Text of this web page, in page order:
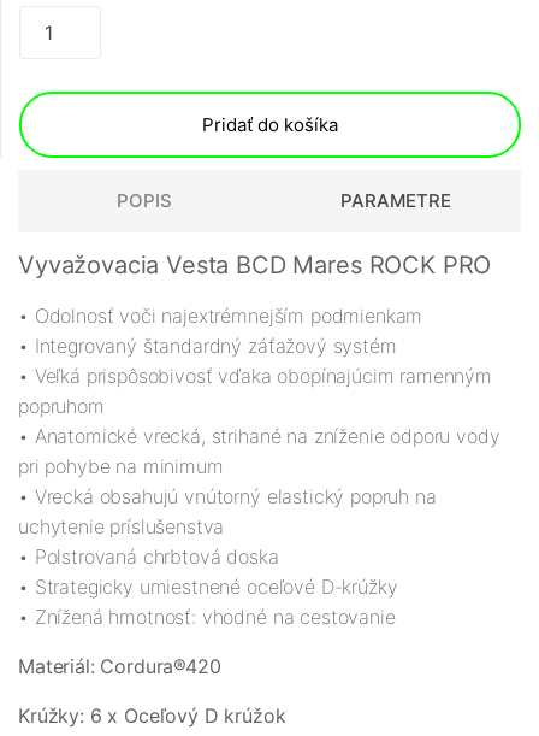
Pridať do košíka
POPIS PARAMETRE
Vyvažovacia Vesta BCD Mares ROCK PRO
• Odolnosť voči najextrémnejším podmienkam
• Integrovaný štandardný záťažový systém
• Veľká prispôsobivosť vďaka obopínajúcim ramenným
popruhom
• Anatomické vrecká, strihané na zníženie odporu vody
pri pohybe na minimum
• Vrecká obsahujú vnútorný elastický popruh na
uchytenie príslušenstva
• Polstrovaná chrbtová doska
• Strategicky umiestnené oceľové D-krúžky
• Znížená hmotnosť: vhodné na cestovanie
Materiál: Cordura®420
Krúžky: 6 x Oceľový D krúžok